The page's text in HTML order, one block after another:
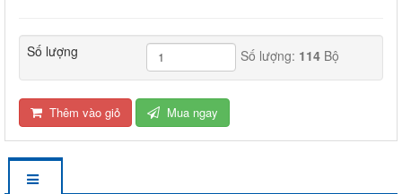
Số lượng Số lượng: 114Bộ
Thêm vào giỏ Mua ngay